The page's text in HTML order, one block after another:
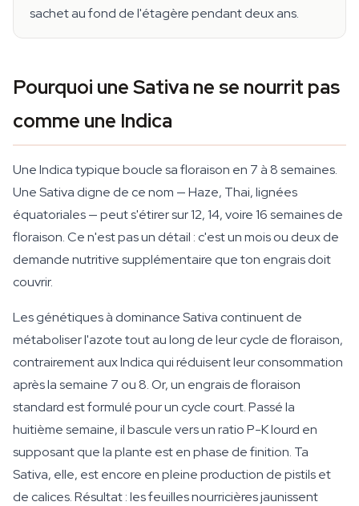
sachet au fond de l'étagère pendant deux ans.
Pourquoi une Sativa ne se nourrit pas
comme une Indica
Une Indica typique boucle sa floraison en 7 à 8 semaines.
Une Sativa digne de ce nom — Haze, Thai, lignées
équatoriales — peut s'étirer sur 12, 14, voire 16 semaines de
floraison. Ce n'est pas un détail : c'est un mois ou deux de
demande nutritive supplémentaire que ton engrais doit
couvrir.
Les génétiques à dominance Sativa continuent de
métaboliser l'azote tout au long de leur cycle de floraison,
contrairement aux Indica qui réduisent leur consommation
après la semaine 7 ou 8. Or, un engrais de floraison
standard est formulé pour un cycle court. Passé la
huitième semaine, il bascule vers un ratio P-K lourd en
supposant que la plante est en phase de finition. Ta
Sativa, elle, est encore en pleine production de pistils et
de calices. Résultat : les feuilles nourricières jaunissent